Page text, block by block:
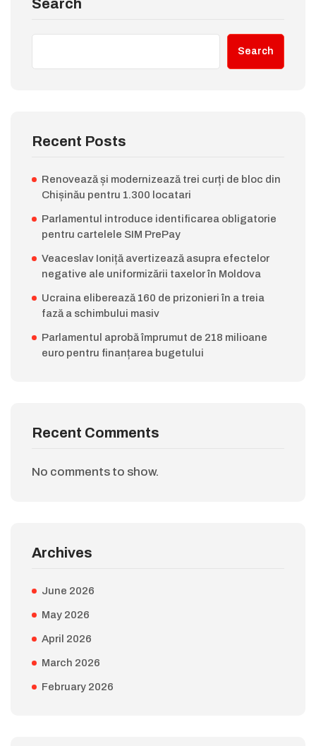
Search
Search
Recent Posts
Renovează și modernizează trei curți de bloc din
Chișinău pentru 1.300 locatari
Parlamentul introduce identificarea obligatorie
pentru cartelele SIM PrePay
Veaceslav Ioniță avertizează asupra efectelor
negative ale uniformizării taxelor în Moldova
Ucraina eliberează 160 de prizonieri în a treia
fază a schimbului masiv
Parlamentul aprobă împrumut de 218 milioane
euro pentru finanțarea bugetului
Recent Comments
No comments to show.
Archives
June 2026
May 2026
April 2026
March 2026
February 2026